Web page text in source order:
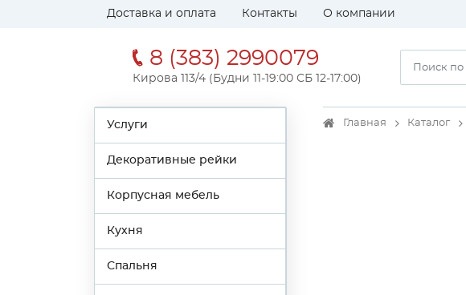
Доставка и оплата Контакты О компании
8 (383) 2990079
Кирова 113/4 (Будни 11-19:00 СБ 12-17:00)
Услуги
Декоративные рейки
Корпусная мебель
Кухня
Спальня
Главная Каталог